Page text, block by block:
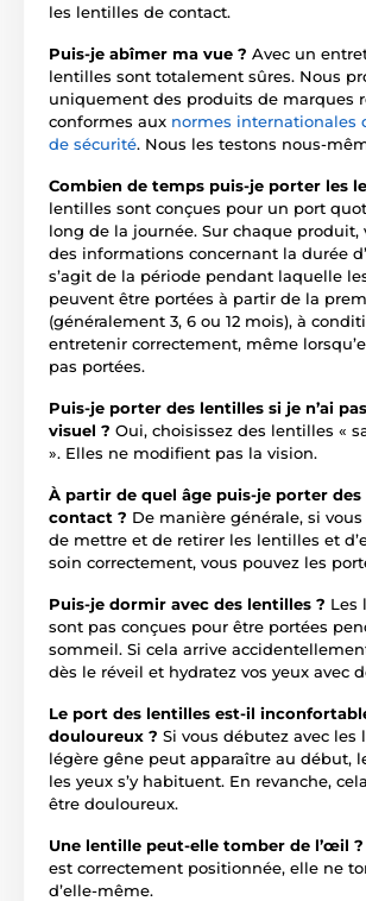
les lentilles de contact.
Puis-je abîmer ma vue ? Avec un
lentilles sont totalement sûres. Nous
uniquement des produits de marques
conformes aux normes internationales
de sécurité. Nous les testons nous-
Combien de temps puis-je porter les
lentilles sont conçues pour un port
long de la journée. Sur chaque produit,
des informations concernant la durée
s’agit de la période pendant laquelle
peuvent être portées à partir de la
(généralement 3, 6 ou 12 mois), à
entretenir correctement, même
pas portées.
Puis-je porter des lentilles si je n’ai
visuel ? Oui, choisissez des lentilles «
». Elles ne modifient pas la vision.
À partir de quel âge puis-je porter
contact ? De manière générale, si
de mettre et de retirer les lentilles et
soin correctement, vous pouvez les
Puis-je dormir avec des lentilles ? Les
sont pas conçues pour être portées
sommeil. Si cela arrive
dès le réveil et hydratez vos yeux avec
Le port des lentilles est-il
douloureux ? Si vous débutez avec les
légère gêne peut apparaître au début,
les yeux s’y habituent. En revanche,
être douloureux.
Une lentille peut-elle tomber de l’œil ?
est correctement positionnée, elle ne
d’elle-même.